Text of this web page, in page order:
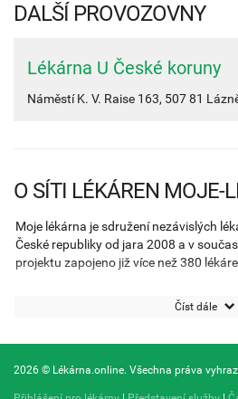
DALŠÍ PROVOZOVNY
Lékárna U České koruny
Náměstí K. V. Raise 163, 507 81
O SÍTI LÉKÁREN MOJE-
Moje lékárna je sdružení nezávislých
České republiky od jara 2008 a v
projektu zapojeno již více než 380
Cílem tohoto seskupení je zkvalitnění
o problémech spojených se stářím.
pravidelně proškolovány za odborné
Číst dále
2026 © Lékárna.online. Všechna práva